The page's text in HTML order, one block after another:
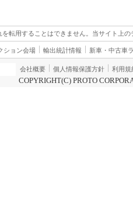
転用することはできません。当サイト上
ション会場 輸出統計情報 新車・中古車
会社概要 個人情報保護方針 利用規
COPYRIGHT(C) PROTO